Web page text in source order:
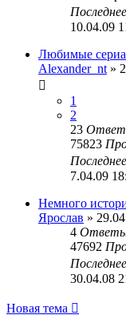
10.04.09
Любимые
Alexander_nt »
1
2
23
75823
7.04.09
Немного
Ярослав »
4
47692
30.04.08
Новая тема